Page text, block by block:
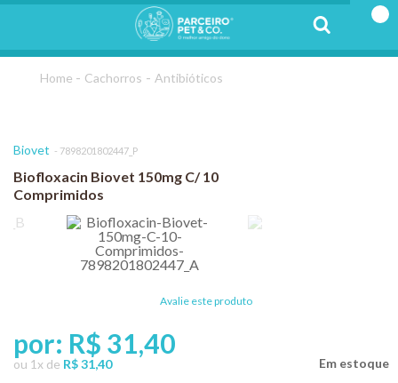
Cachorros Antibióticos
Avalie este produto
Biovet 7898201802447_P
Biofloxacin Biovet 150mg C/ 10
Comprimidos
por: R$ 31,40
ou 1 x de R$ 31,40